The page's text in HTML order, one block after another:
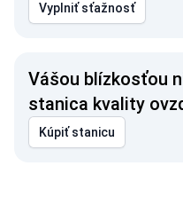
Vyplniť sťažnosť
Vášou blízkosťou
stanica kvality
Kúpiť stanicu